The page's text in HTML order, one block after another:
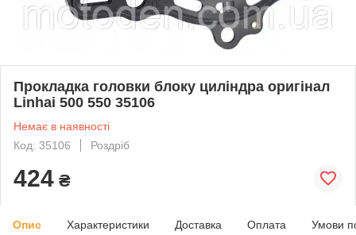
Прокладка головки блоку циліндра оригінал
Linhai 500 550 35106
Немає в наявності
Код: 35106
Роздріб
424 ₴
Опис Характеристики Доставка Оплата Умови